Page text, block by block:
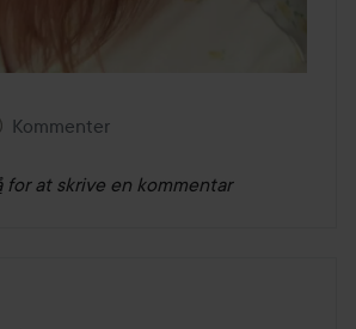
Kommenter
for at skrive en kommentar